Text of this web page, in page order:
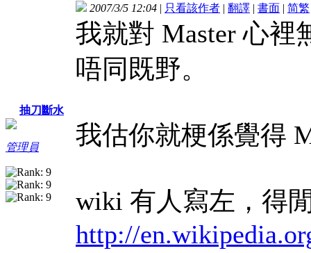
抽刀斷水
管理員
2007/3/5 12:04 | 只看該作者 | 翻譯 | 書面 | 简繁
我就對 Master 心裡
唔同既野。
我估你就梗係覺得
wiki 有人寫左，得
http://